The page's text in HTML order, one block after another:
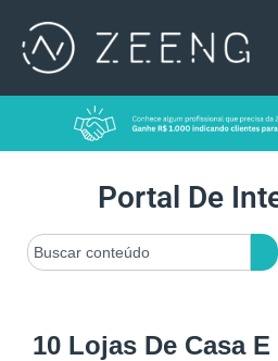
Portal De
10 Lojas De Casa